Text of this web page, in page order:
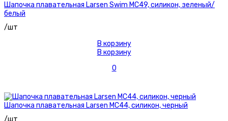
Шапочка плавательная Larsen Swim MC49, силикон, зеленый/
белый
/шт
В корзину
В корзину
0
Шапочка плавательная Larsen MC44, силикон, черный